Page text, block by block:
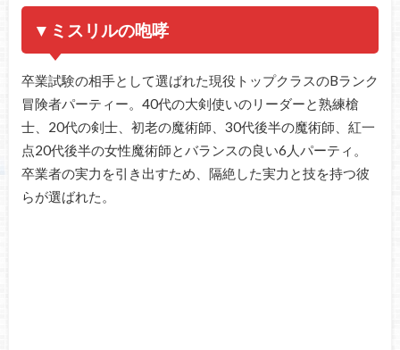
▼ミスリルの咆哮
卒業試験の相手として選ばれた現役トップクラスのBランク
冒険者パーティー。40代の大剣使いのリーダーと熟練槍
士、20代の剣士、初老の魔術師、30代後半の魔術師、紅一
点20代後半の女性魔術師とバランスの良い6人パーティ。
卒業者の実力を引き出すため、隔絶した実力と技を持つ彼
らが選ばれた。